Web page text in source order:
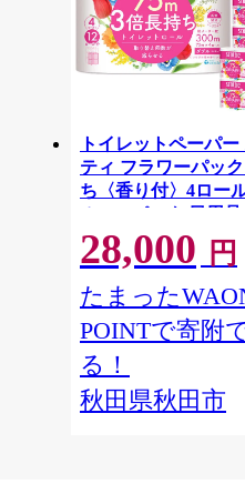
トイレットペーパー
ティ フラワーパッ
ち〈香り付〉4ロー
ル)×12パック 日用
日発送 [スコッティ
パック トイレットペ
日本製紙クレシア]
田市
28,000 円
たまった
POINTで寄附
る！
秋田県秋田市